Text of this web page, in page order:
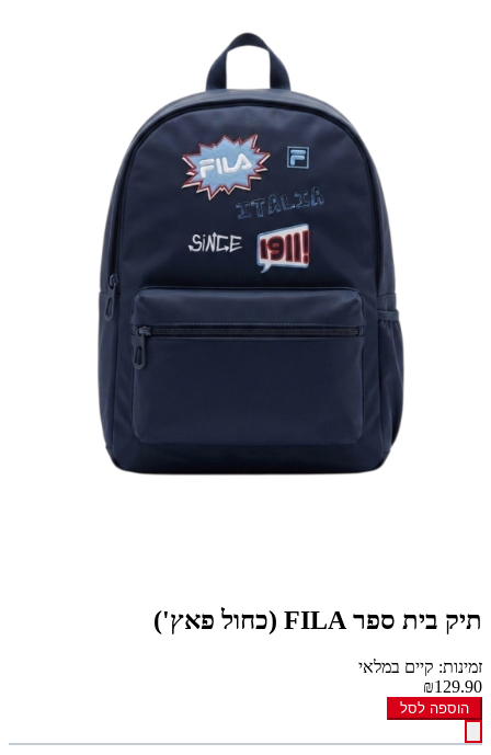
תיק בית ספר FILA (כחול פאץ')
זמינות: קיים במלאי
₪129.90
הוספה לסל